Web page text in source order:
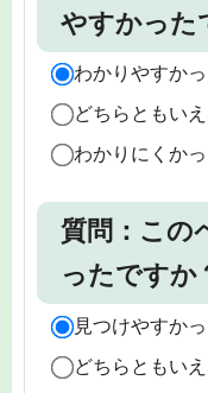
やすかった
わかりやすか
どちらともい
わかりにくか
質問：この
ったですか
見つけやすか
どちらともい